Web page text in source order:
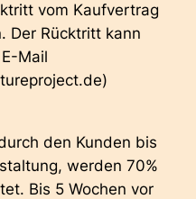
vom Kaufvertrag
Der Rücktritt kann
Mail
den Kunden bis
werden 70%
Bis 5 Wochen vor